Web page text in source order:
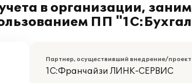
в организации,
ПП
Партнер, осуществивший внедрение/проект
1С:Франчайзи ЛИНК-СЕРВИС